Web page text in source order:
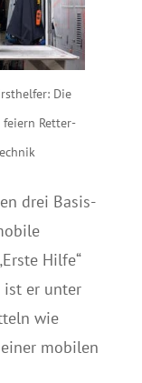
Die
feiern Retter-
drei Basis-
Hilfe“
ist er unter
wie
mobilen